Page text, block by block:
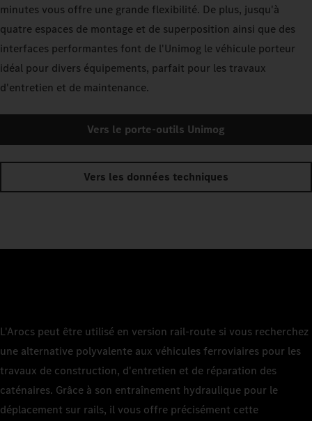
minutes vous offre une grande flexibilité. De plus, jusqu'à
quatre espaces de montage et de superposition ainsi que des
interfaces performantes font de l'Unimog le véhicule porteur
idéal pour divers équipements, parfait pour les travaux
d'entretien et de maintenance.
Vers le porte-outils Unimog
Vers les données techniques
L'Arocs peut être utilisé en version rail-route si vous recherchez
une alternative polyvalente aux véhicules ferroviaires pour les
travaux de construction, d'entretien et de réparation des
caténaires. Grâce à son entraînement hydraulique pour le
déplacement sur rails, il vous offre précisément cette